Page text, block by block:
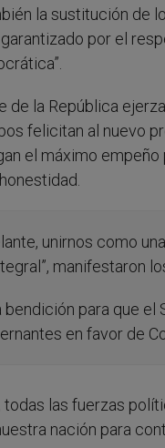
la sustitución de
por el
la República
felicitan al nuevo
el máximo
unirnos como
manifestaron
para que el
en favor de
las fuerzas
nación para